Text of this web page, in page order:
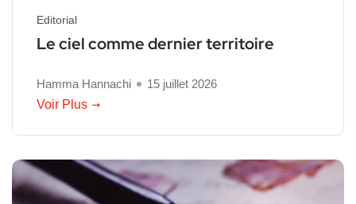
Editorial
Le ciel comme dernier territoire
Hamma Hannachi
15 juillet 2026
Voir Plus